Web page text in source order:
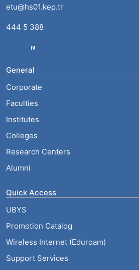
etu@hs01.kep.tr
444 5 388
General
Corporate
Faculties
Institutes
Colleges
Research Centers
Alumni
Quick Access
UBYS
Promotion Catalog
Wireless Internet (Eduroam)
Support Services